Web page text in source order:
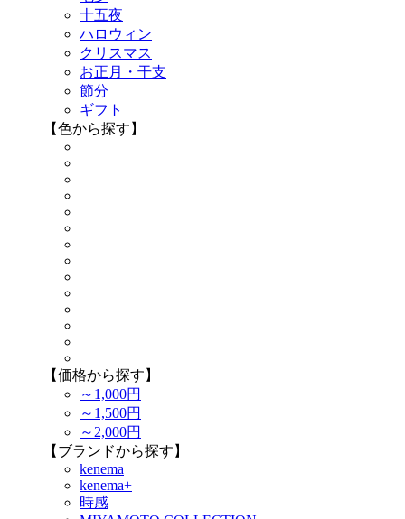
十五夜
ハロウィン
クリスマス
お正月・干支
節分
ギフト
【色から探す】
【価格から探す】
～1,000円
～1,500円
～2,000円
【ブランドから探す】
kenema
kenema+
時感